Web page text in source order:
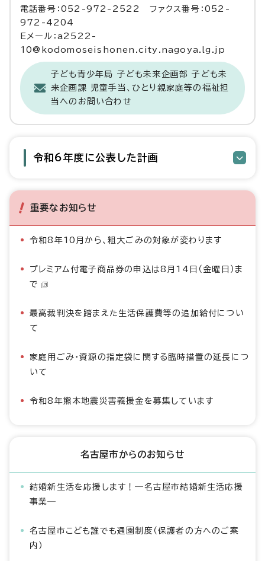
電話番号：052-972-2522 ファクス番号：052-
972-4204
Eメール：a2522-
10@kodomoseishonen.city.nagoya.lg.jp
子ども青少年局 子ども未来企画部 子ども未
来企画課 児童手当、ひとり親家庭等の福祉担
当へのお問い合わせ
令和6年度に公表した計画
重要なお知らせ
令和8年10月から、粗大ごみの対象が変わります
プレミアム付電子商品券の申込は8月14日（金曜日）ま
で
最高裁判決を踏まえた生活保護費等の追加給付につい
て
家庭用ごみ・資源の指定袋に関する臨時措置の延長につ
いて
令和8年熊本地震災害義援金を募集しています
名古屋市からのお知らせ
結婚新生活を応援します！―名古屋市結婚新生活応援
事業―
名古屋市こども誰でも通園制度（保護者の方へのご案
内）